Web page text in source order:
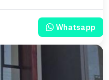
Whatsapp